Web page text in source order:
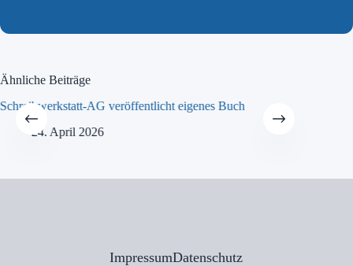
Ähnliche Beiträge
Schreibwerkstatt-AG veröffentlicht eigenes Buch
24. April 2026
ImpressumDatenschutz